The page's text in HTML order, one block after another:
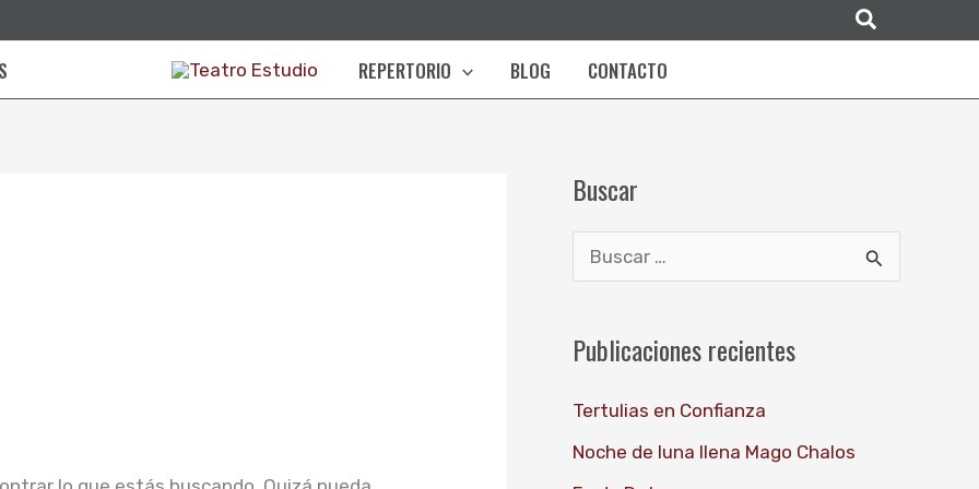
Buscar
REPERTORIO BLOG CONTACTO
Buscar
s
a
r
Publicaciones recientes
Tertulias en Confianza
Noche de luna llena Mago Chalos